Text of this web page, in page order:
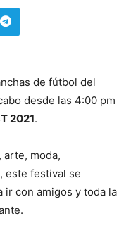
de fútbol del
desde las 4:00 pm
2021.
arte, moda,
este festival se
con amigos y toda la